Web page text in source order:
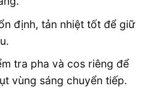
định, tản nhiệt tốt để giữ
tra pha và cos riêng để
vùng sáng chuyển tiếp.